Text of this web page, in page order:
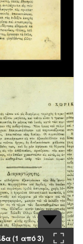
(1 από 3)